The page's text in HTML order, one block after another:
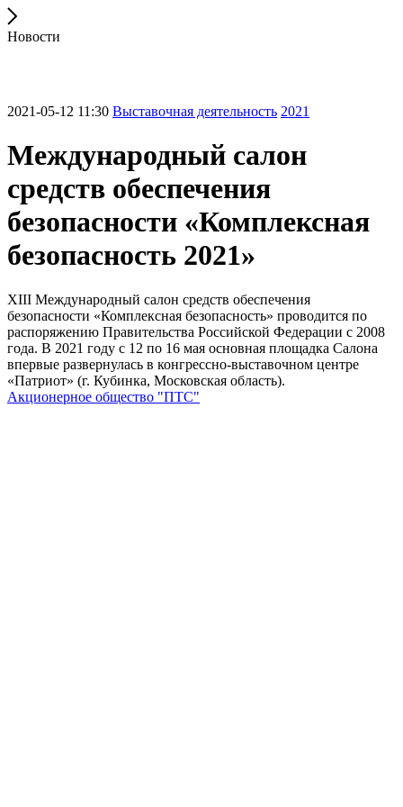
Новости
2021-05-12 11:30 Выставочная деятельность 2021
Международный салон
средств обеспечения
безопасности «Комплексная
безопасность 2021»
XIII Международный салон средств обеспечения
безопасности «Комплексная безопасность» проводится по
распоряжению Правительства Российской Федерации с 2008
года. В 2021 году с 12 по 16 мая основная площадка Салона
впервые развернулась в конгрессно-выставочном центре
«Патриот» (г. Кубинка, Московская область).
Акционерное общество "ПТС"